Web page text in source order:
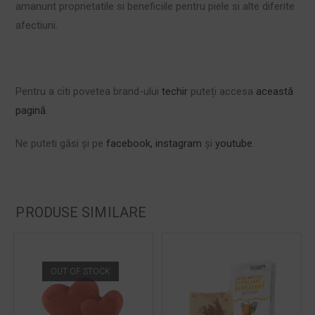
amanunt proprietatile si beneficiile pentru piele si alte diferite
afectiuni.
Pentru a citi povetea brand-uluitechir puteți accesa această
pagină.
Ne puteti găsi și pefacebook, instagram șiyoutube.
PRODUSE SIMILARE
OUT OF STOCK